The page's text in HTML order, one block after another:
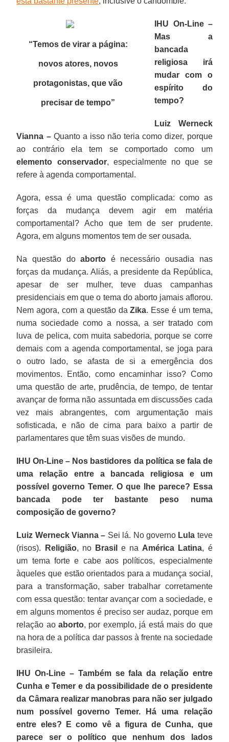
“Temos de virar a página:
novos atores, novos
protagonistas, que vão
precisar de tempo”
IHU On-Line –
Mas a
bancada
religiosa irá
mudar com o
espírito do
tempo?
Luiz Werneck
Vianna –Quanto a isso não teria como dizer, porque
ao contrário ela tem se comportado como um
elemento conservador, especialmente no que se
refere à agenda comportamental.
Agora, essa é uma questão complicada: como as
forças da mudança devem agir em matéria
comportamental? Acho que tem de ser prudente.
Agora, em alguns momentos tem de ser ousada.
Na questão doaborto é necessário ousadia nas
forças da mudança. Aliás, a presidente da República,
apesar de ser mulher, teve duas campanhas
presidenciais em que o tema do aborto jamais aflorou.
Nem agora, com a questão daZika. Esse é um tema,
numa sociedade como a nossa, a ser tratado com
luva de pelica, com muita sabedoria, porque se corre
demais com a agenda comportamental, se joga para
o outro lado, se afasta de si a emergência dos
movimentos. Então, como encaminhar isso? Como
uma questão de arte, prudência, de tempo, de tentar
avançar de forma não assuntada em discussões cada
vez mais abrangentes, com argumentação mais
sofisticada, e não de cima para baixo a partir de
parlamentares que têm suas visões de mundo.
IHU On-Line – Nos bastidores da política se fala de
uma relação entre a bancada religiosa e um
possível governo Temer. O que lhe parece? Essa
bancada pode ter bastante peso numa
composição de governo?
Luiz Werneck Vianna – Sei lá. No governo Lula teve
(risos).
Religião, no Brasil e na América Latina, é
um tema forte e cabe aos políticos, especialmente
àqueles que estão orientados para a mudança social,
para a transformação, saber trabalhar corretamente
com essa questão: tentar avançar com a sociedade, e
em alguns momentos é preciso ser audaz, porque em
relação aoaborto, por exemplo, já está mais do que
na hora de a política dar passos à frente na sociedade
brasileira.
IHU On-Line – Também se fala da relação entre
Cunha e Temer e da possibilidade de o presidente
da Câmara realizar manobras para não ser julgado
num possível governo Temer. Há uma relação
entre eles? E como vê a figura de Cunha, que
parece ser o político que nenhum dos lados